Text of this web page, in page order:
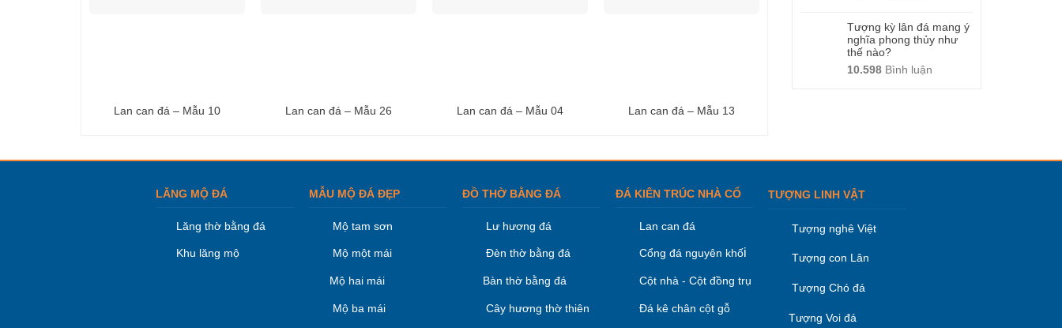
Tượng kỳ lân đá mang ý
nghĩa phong thủy như
thế nào?
10.598 Bình luận
Lan can đá – Mẫu 10 Lan can đá – Mẫu 26 Lan can đá – Mẫu 04 Lan can đá – Mẫu 13
LĂNG MỘ ĐÁ
Lăng thờ bằng đá
Khu lăng mộ
MẪU MỘ ĐÁ ĐẸP
Mộ tam sơn
Mộ một mái
Mộ hai mái
Mộ ba mái
ĐỒ THỜ BẰNG ĐÁ
Lư hương đá
Đèn thờ bằng đá
Bàn thờ bằng đá
Cây hương thờ thiên
ĐÁ KIÊN TRÚC NHÀ CỔ
Lan can đá
Cổng đá nguyên khối
Cột nhà - Cột đồng trụ
Đá kê chân cột gỗ
TƯỢNG LINH VẬT
Tượng nghê Việt
Tượng con Lân
Tượng Chó đá
Tượng Voi đá